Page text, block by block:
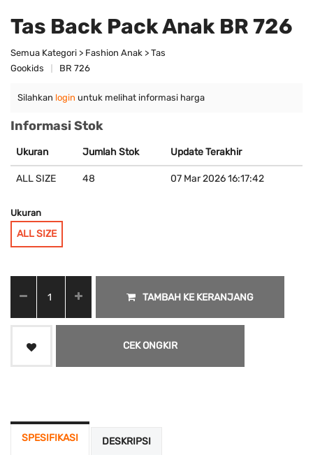
Tas Back Pack Anak BR 726
Semua Kategori > Fashion Anak > Tas
Gookids
BR 726
Silahkan login untuk melihat informasi harga
Informasi Stok
Ukuran Jumlah Stok Update Terakhir
ALL SIZE 48 07 Mar 2026 16:17:42
Ukuran
ALL SIZE
TAMBAH KE KERANJANG
CEK ONGKIR
SPESIFIKASI DESKRIPSI